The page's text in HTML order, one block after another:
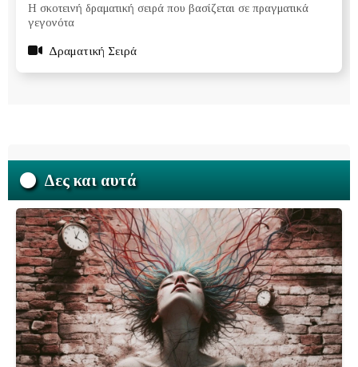
Η σκοτεινή δραματική σειρά που βασίζεται σε πραγματικά
γεγονότα
Δραματική Σειρά
Δες και αυτά